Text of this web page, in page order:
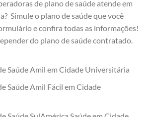
de plano de saúde atende em
Simule o plano de saúde que você
e confira todas as informações!
do plano de saúde contratado.
Saúde Amil em Cidade Universitária
Saúde Amil Fácil em Cidade